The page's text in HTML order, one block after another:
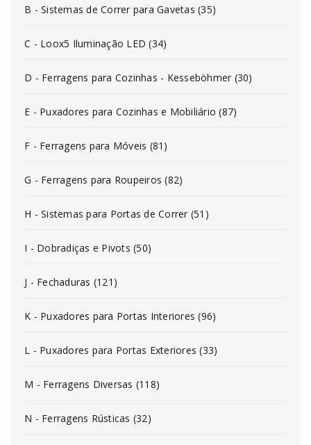
B - Sistemas de Correr para Gavetas (35)
C - Loox5 Iluminação LED (34)
D - Ferragens para Cozinhas - Kesseböhmer (30)
E - Puxadores para Cozinhas e Mobiliário (87)
F - Ferragens para Móveis (81)
G - Ferragens para Roupeiros (82)
H - Sistemas para Portas de Correr (51)
I - Dobradiças e Pivots (50)
J - Fechaduras (121)
K - Puxadores para Portas Interiores (96)
L - Puxadores para Portas Exteriores (33)
M - Ferragens Diversas (118)
N - Ferragens Rústicas (32)